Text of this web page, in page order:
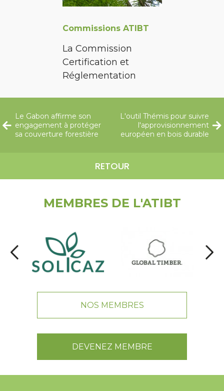
Commissions ATIBT
La Commission
Certification et
Réglementation
Le Gabon affirme son
engagement à protéger
sa couverture forestière
RETOUR
L'outil Thémis pour suivre
l'approvisionnement
européen en bois durable
MEMBRES DE L'ATIBT
NOS MEMBRES
DEVENEZ MEMBRE